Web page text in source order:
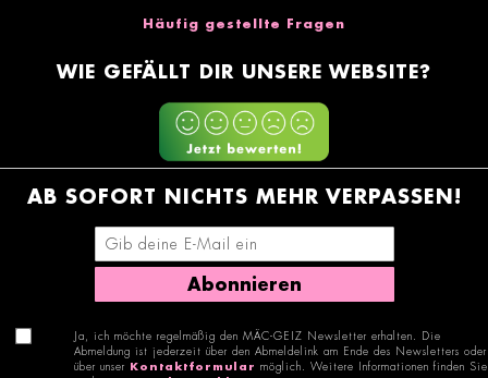
Häufig gestellte Fragen
WIE GEFÄLLT DIR UNSERE WEBSITE?
AB SOFORT NICHTS MEHR VERPASSEN!
E-Mail-Adresse eingeben
Abonnieren
Ja, ich möchte regelmäßig den MÄC-GEIZ Newsletter erhalten. Die
Abmeldung ist jederzeit über den Abmeldelink am Ende des Newsletters oder
über unser
Kontaktformular möglich. Weitere Informationen finden Sie